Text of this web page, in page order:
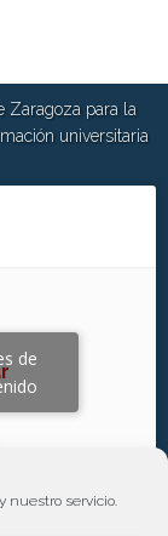
nuestro servicio.
Zaragoza para la
universitaria
de